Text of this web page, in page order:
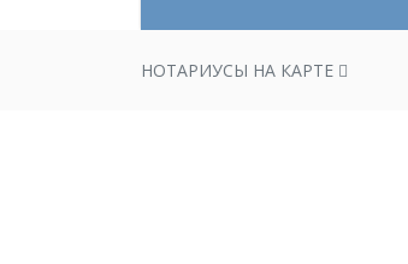
НОТАРИУСЫ НА КАРТЕ